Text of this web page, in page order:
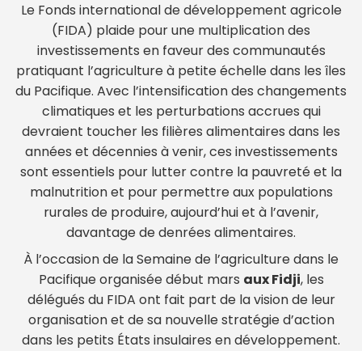
Le Fonds international de développement agricole
(FIDA) plaide pour une multiplication des
investissements en faveur des communautés
pratiquant l’agriculture à petite échelle dans les îles
du Pacifique. Avec l’intensification des changements
climatiques et les perturbations accrues qui
devraient toucher les filières alimentaires dans les
années et décennies à venir, ces investissements
sont essentiels pour lutter contre la pauvreté et la
malnutrition et pour permettre aux populations
rurales de produire, aujourd’hui et à l’avenir,
davantage de denrées alimentaires.
À l’occasion de la Semaine de l’agriculture dans le
Pacifique organisée début mars aux Fidji, les
délégués du FIDA ont fait part de la vision de leur
organisation et de sa nouvelle stratégie d’action
dans les petits États insulaires en développement.